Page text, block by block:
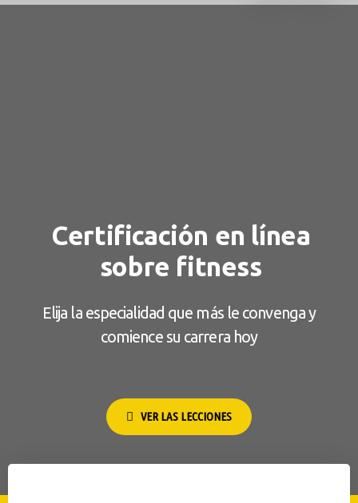
Certificación en línea
sobre fitness
Elija la especialidad que más le convenga y
comience su carrera hoy
VER LAS LECCIONES